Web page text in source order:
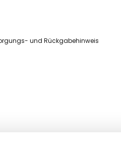
und Rückgabehinweis